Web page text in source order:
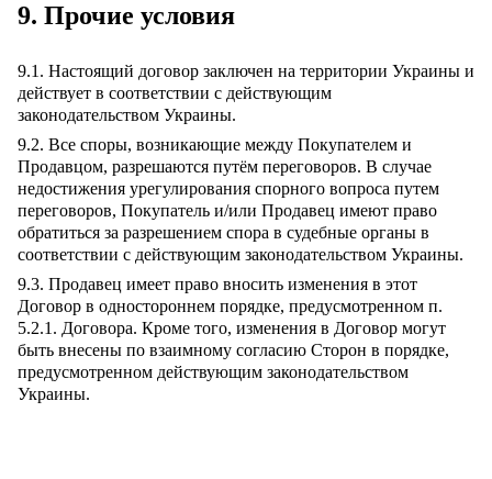
9. Прочие условия
9.1. Настоящий договор заключен на территории Украины и
действует в соответствии с действующим
законодательством Украины.
9.2. Все споры, возникающие между Покупателем и
Продавцом, разрешаются путём переговоров. В случае
недостижения урегулирования спорного вопроса путем
переговоров, Покупатель и/или Продавец имеют право
обратиться за разрешением спора в судебные органы в
соответствии с действующим законодательством Украины.
9.3. Продавец имеет право вносить изменения в этот
Договор в одностороннем порядке, предусмотренном п.
5.2.1. Договора. Кроме того, изменения в Договор могут
быть внесены по взаимному согласию Сторон в порядке,
предусмотренном действующим законодательством
Украины.